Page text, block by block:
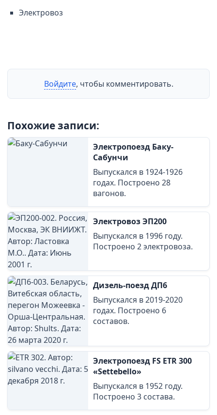
Электровоз
Войдите, чтобы комментировать.
Похожие записи:
Электропоезд Баку-
Сабунчи
Выпускался в 1924-1926
годах. Построено 28
вагонов.
Электровоз ЭП200
Выпускался в 1996 году.
Построено 2 электровоза.
Дизель-поезд ДП6
Выпускался в 2019-2020
годах. Построено 6
составов.
Электропоезд FS ETR 300
«Settebello»
Выпускался в 1952 году.
Построено 3 состава.